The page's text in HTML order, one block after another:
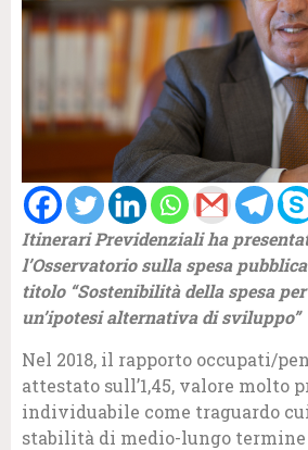
Itinerari Previdenziali ha
l’Osservatorio sulla spesa
titolo “Sostenibilità della spesa
un’ipotesi alternativa di sviluppo”
Nel 2018, il rapporto occupati/
attestato sull’1,45, valore molto
individuabile come traguardo
stabilità di medio-lungo termine